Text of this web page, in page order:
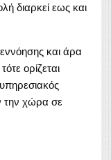
διαρκεί εως και
και άρα
ορίζεται
την χώρα σε